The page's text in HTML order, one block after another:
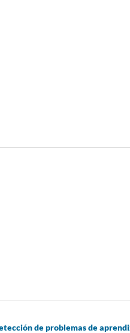
de problemas de